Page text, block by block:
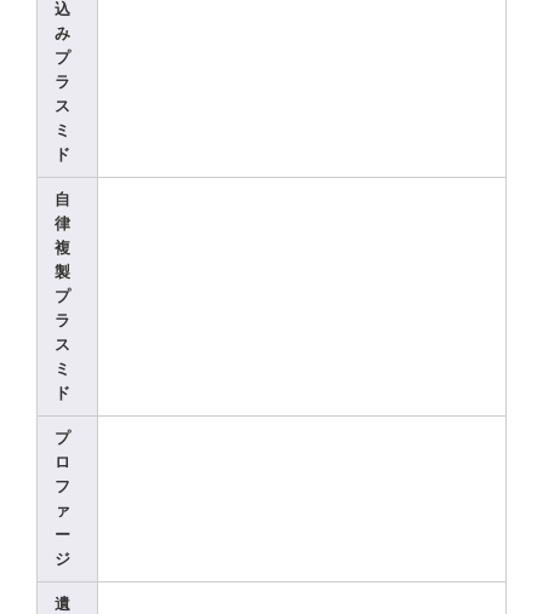
込
み
プ
ラ
ス
ミ
ド
自
律
複
製
プ
ラ
ス
ミ
ド
プ
ロ
フ
ァ
ー
ジ
遺